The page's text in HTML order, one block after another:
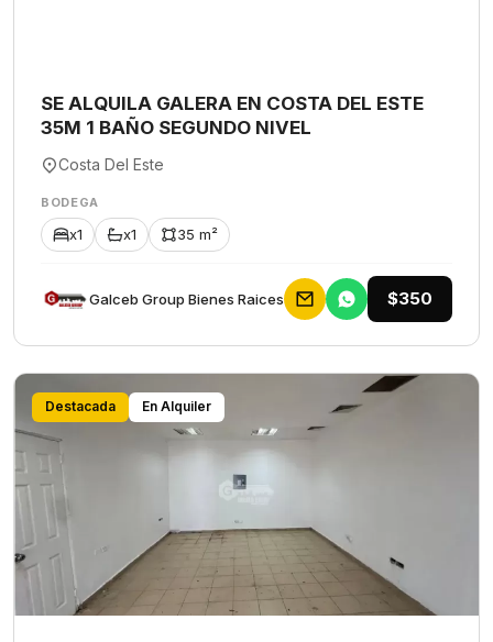
SE ALQUILA GALERA EN COSTA DEL ESTE
35M 1 BAÑO SEGUNDO NIVEL
Costa Del Este
BODEGA
x1 x1 35 m²
Galceb Group Bienes Raices $350
Destacada En Alquiler